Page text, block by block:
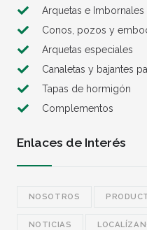
Arquetas e Imbornales
Conos, pozos y
Arquetas especiales
Canaletas y bajantes
Tapas de hormigón
Complementos
Enlaces de Interés
NOSOTROS
NOTICIAS